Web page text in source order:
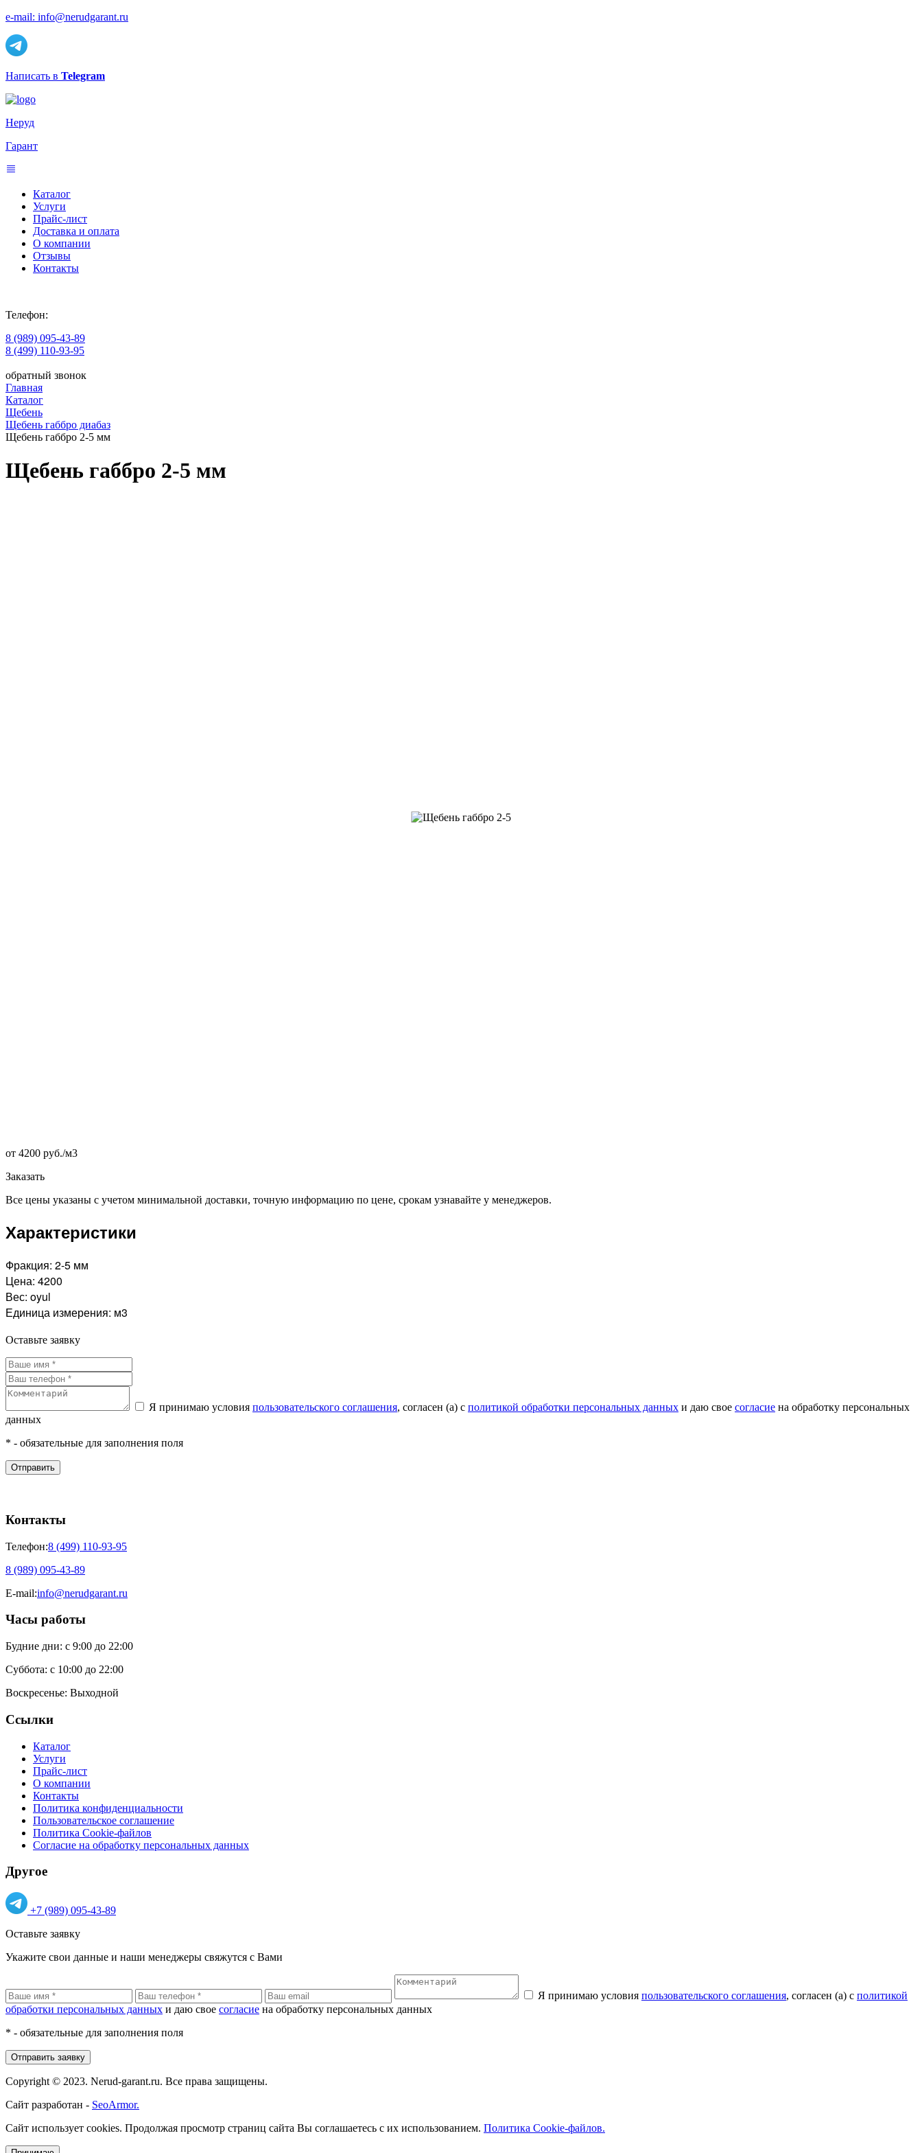
e-mail: info@nerudgarant.ru
Написать в Telegram
Неруд
Гарант
Каталог
Услуги
Прайс-лист
Доставка и оплата
О компании
Отзывы
Контакты
Телефон:
8 (989) 095-43-89
8 (499) 110-93-95
обратный звонок
Главная
Каталог
Щебень
Щебень габбро диабаз
Щебень габбро 2-5 мм
Щебень габбро 2-5 мм
от 4200 руб./м3
Заказать
Все цены указаны с учетом минимальной доставки, точную информацию по цене, срокам узнавайте у менеджеров.
Характеристики
Фракция: 2-5 мм
Цена: 4200
Вес: oyul
Единица измерения: м3
Оставьте заявку
Я принимаю условия пользовательского соглашения, согласен (а) с политикой обработки персональных данных и даю свое согласие на обработку персональных
данных
* - обязательные для заполнения поля
Отправить
Контакты
Телефон:8 (499) 110-93-95
8 (989) 095-43-89
E-mail:info@nerudgarant.ru
Часы работы
Будние дни: с 9:00 до 22:00
Суббота: с 10:00 до 22:00
Воскресенье: Выходной
Ссылки
Каталог
Услуги
Прайс-лист
О компании
Контакты
Политика конфиденциальности
Пользовательское соглашение
Политика Cookie-файлов
Согласие на обработку персональных данных
Другое
+7 (989) 095-43-89
Оставьте заявку
Укажите свои данные и наши менеджеры свяжутся с Вами
Я принимаю условия пользовательского соглашения, согласен (а) с политикой
обработки персональных данных и даю свое согласие на обработку персональных данных
* - обязательные для заполнения поля
Отправить заявку
Copyright © 2023. Nerud-garant.ru. Все права защищены.
Сайт разработан - SeoArmor.
Сайт использует cookies. Продолжая просмотр страниц сайта Вы соглашаетесь с их использованием. Политика Cookie-файлов.